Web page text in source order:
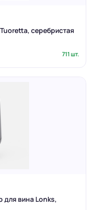
серебристая
711 шт.
для вина Lonks,